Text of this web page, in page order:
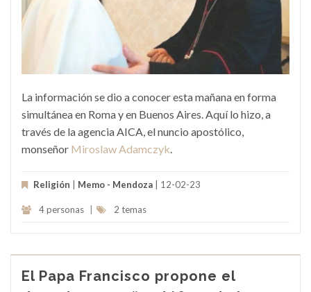
La información se dio a conocer esta mañana en forma
simultánea en Roma y en Buenos Aires. Aquí lo hizo, a
través de la agencia AICA, el nuncio apostólico,
monseñor Miroslaw Adamczyk
Religión Memo - Mendoza | 12-02-23
4 personas 2 temas
El Papa Francisco propone el